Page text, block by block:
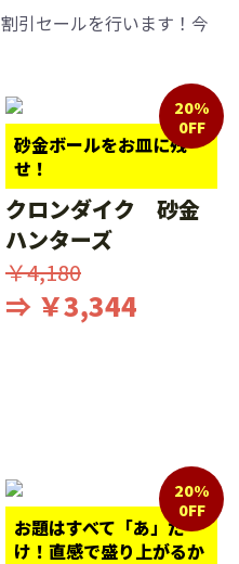
引セールを行います！今
砂金ボールをお皿に残
せ！
20%
0FF
クロンダイク 砂金
ハンターズ
￥4,180
⇒ ￥3,344
お題はすべて「あ」だ
け！直感で盛り上がるか
20%
0FF